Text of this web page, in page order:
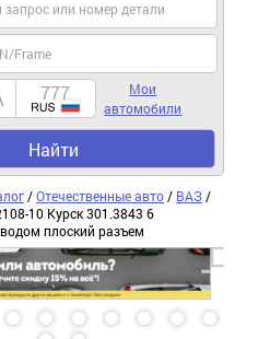
Мои
автомобили
Найти
/Отечественные авто / ВАЗ /
10 Курск 301.3843 6
плоский разъем